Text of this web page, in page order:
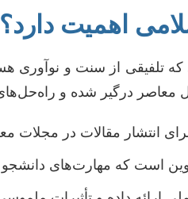
اهمیت دارد؟
تلفیقی از سنت و نوآوری
معاصر درگیر شده و راه‌حل‌های
انتشار مقالات در مجلات
است که مهارت‌های دانشجو